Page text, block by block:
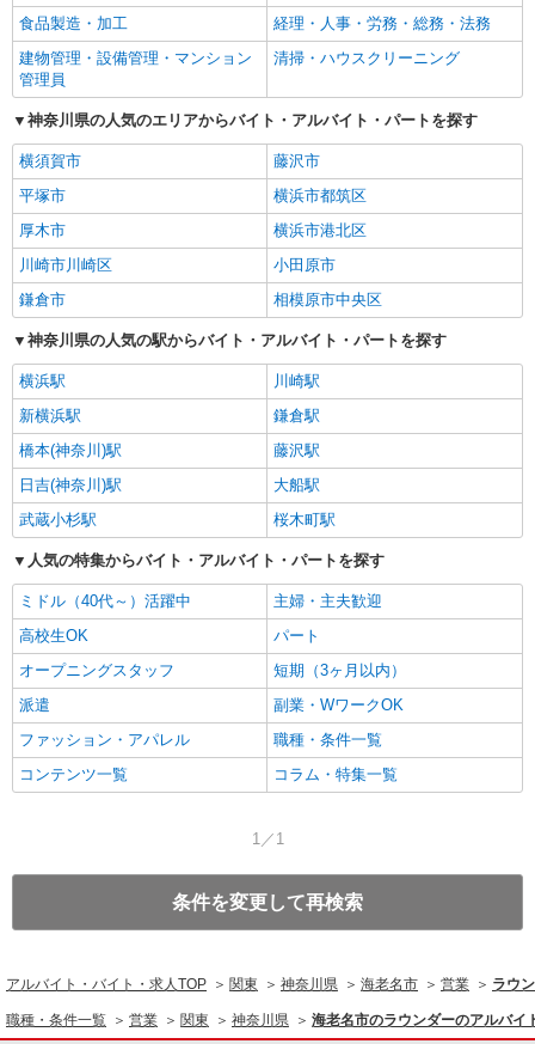
食品製造・加工
経理・人事・労務・総務・法務
建物管理・設備管理・マンション
管理員
清掃・ハウスクリーニング
神奈川県の人気のエリアからバイト・アルバイト・パートを探す
横須賀市
藤沢市
平塚市
横浜市都筑区
厚木市
横浜市港北区
川崎市川崎区
小田原市
鎌倉市
相模原市中央区
神奈川県の人気の駅からバイト・アルバイト・パートを探す
横浜駅
川崎駅
新横浜駅
鎌倉駅
橋本(神奈川)駅
藤沢駅
日吉(神奈川)駅
大船駅
武蔵小杉駅
桜木町駅
人気の特集からバイト・アルバイト・パートを探す
ミドル（40代～）活躍中
主婦・主夫歓迎
高校生OK
パート
オープニングスタッフ
短期（3ヶ月以内）
派遣
副業・WワークOK
ファッション・アパレル
職種・条件一覧
コンテンツ一覧
コラム・特集一覧
1／1
条件を変更して再検索
アルバイト・バイト・求人TOP 関東 神奈川県 海老名市 営業 ラウ
職種・条件一覧 営業 関東 神奈川県 海老名市のラウンダーのアルバイ